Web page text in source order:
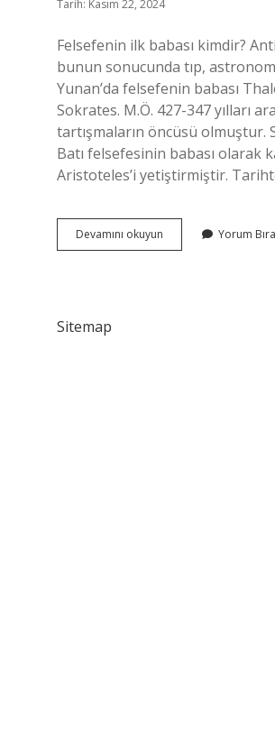
Tarih: Kasım 22, 2024
Felsefenin ilk babası kimdir?
bunun sonucunda tıp,
Yunan’da felsefenin babası
Sokrates. M.Ö. 427-347 yılları
tartışmaların öncüsü olmuştur.
Batı felsefesinin babası olarak
Aristoteles’i yetiştirmiştir.
Devamını okuyun
Felsefenin
Yorum
Sitemap